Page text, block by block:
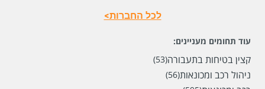
לכל החברות>
עוד תחומים מעניינים:
קצין בטיחות בתעבורה(53)
ניהול רכב ומכונאות(56)